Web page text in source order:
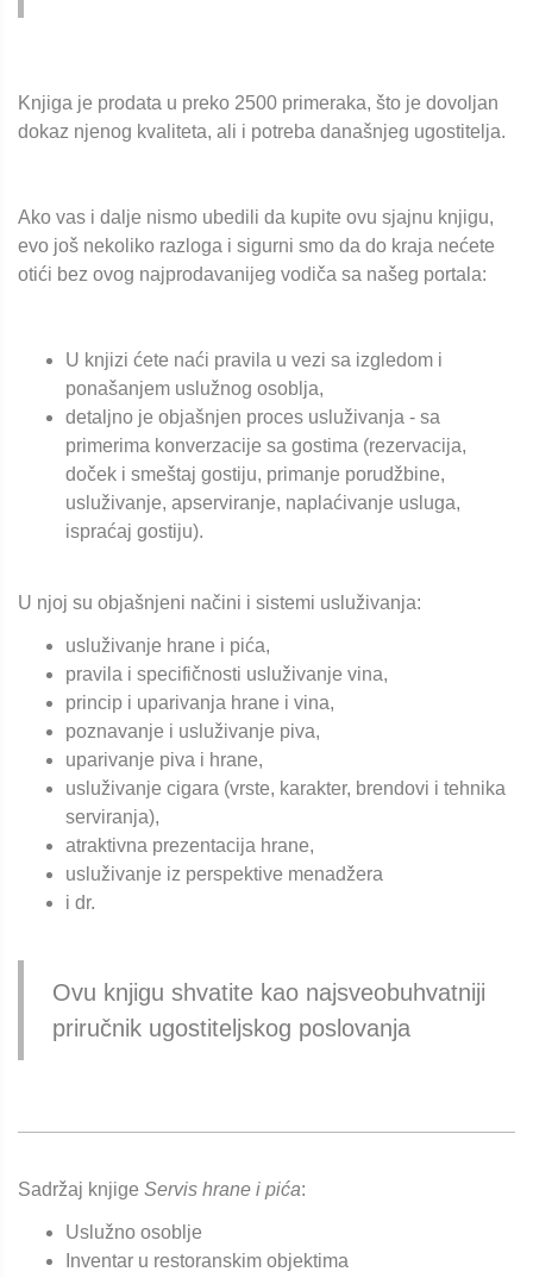
Knjiga je prodata u preko 2500 primeraka, što je dovoljan
dokaz njenog kvaliteta, ali i potreba današnjeg ugostitelja.
Ako vas i dalje nismo ubedili da kupite ovu sjajnu knjigu,
evo još nekoliko razloga i sigurni smo da do kraja nećete
otići bez ovog najprodavanijeg vodiča sa našeg portala:
U knjizi ćete naći pravila u vezi sa izgledom i
ponašanjem uslužnog osoblja,
detaljno je objašnjen proces usluživanja - sa
primerima konverzacije sa gostima (rezervacija,
doček i smeštaj gostiju, primanje porudžbine,
usluživanje, apserviranje, naplaćivanje usluga,
ispraćaj gostiju).
U njoj su objašnjeni načini i sistemi usluživanja:
usluživanje hrane i pića,
pravila i specifičnosti usluživanje vina,
princip i uparivanja hrane i vina,
poznavanje i usluživanje piva,
uparivanje piva i hrane,
usluživanje cigara (vrste, karakter, brendovi i tehnika
serviranja),
atraktivna prezentacija hrane,
usluživanje iz perspektive menadžera
i dr.
Ovu knjigu shvatite kao najsveobuhvatniji
priručnik ugostiteljskog poslovanja
Sadržaj knjige Servis hrane i pića:
Uslužno osoblje
Inventar u restoranskim objektima